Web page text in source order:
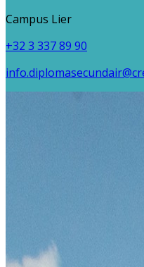
Campus Lier
+32 3 337 89 90